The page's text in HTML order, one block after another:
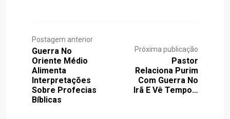
Postagem anterior
Guerra No
Oriente Médio
Alimenta
Interpretações
Sobre Profecias
Bíblicas
Próxima publicação
Pastor
Relaciona Purim
Com Guerra No
Irã E Vê Tempo…